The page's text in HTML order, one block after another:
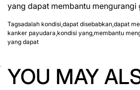
yang dapat membantu mengurangi
Tagsadalah kondisi,dapat disebabkan,dapat
kanker payudara,kondisi yang,membantu
yang dapat
YOU MAY